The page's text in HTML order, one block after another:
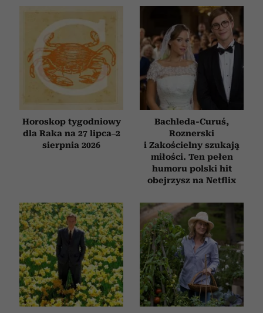
Horoskop tygodniowy
dla Raka na 27 lipca–2
sierpnia 2026
Bachleda-Curuś,
Roznerski
i Zakościelny szukają
miłości. Ten pełen
humoru polski hit
obejrzysz na Netflix